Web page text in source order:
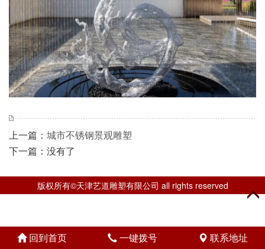
上一篇： 城市不锈钢景观雕塑
下一篇：没有了
版权所有©天津艺道雕塑有限公司 all rights reserved
回到首页 一键拨号 联系地址